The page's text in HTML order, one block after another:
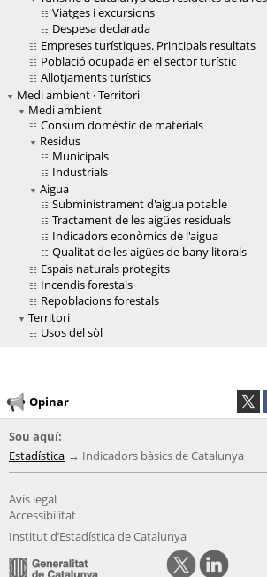
Viatges i excursions
Despesa declarada
Empreses turístiques. Principals resultats
Població ocupada en el sector turístic
Allotjaments turístics
Medi ambient · Territori
Medi ambient
Consum domèstic de materials
Residus
Municipals
Industrials
Aigua
Subministrament d'aigua potable
Tractament de les aigües residuals
Indicadors econòmics de l'aigua
Qualitat de les aigües de bany litorals
Espais naturals protegits
Incendis forestals
Repoblacions forestals
Territori
Usos del sòl
Opinar
Sou aquí:
Estadística
Indicadors bàsics de Catalunya
Avís legal
Accessibilitat
Institut d’Estadística de Catalunya